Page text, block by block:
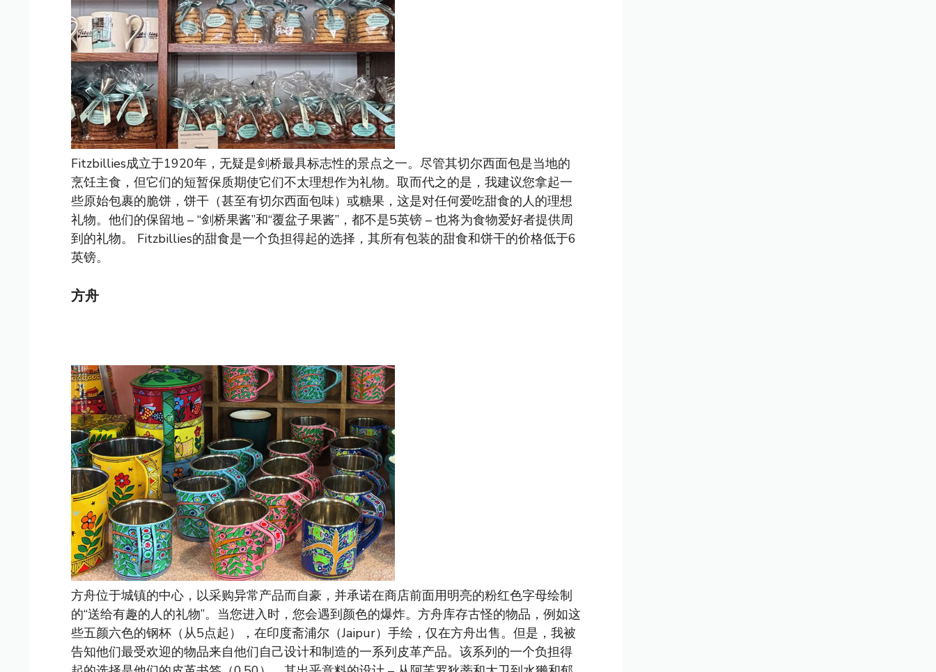
Fitzbillies成立于1920年，无疑是剑桥最具标志性的景点之一。尽管其切尔西面包是当地的
烹饪主食，但它们的短暂保质期使它们不太理想作为礼物。取而代之的是，我建议您拿起一
些原始包裹的脆饼，饼干（甚至有切尔西面包味）或糖果，这是对任何爱吃甜食的人的理想
礼物。他们的保留地 – “剑桥果酱”和“覆盆子果酱”，都不是5英镑 – 也将为食物爱好者提供周
到的礼物。 Fitzbillies的甜食是一个负担得起的选择，其所有包装的甜食和饼干的价格低于6
英镑。
方舟
方舟位于城镇的中心，以采购异常产品而自豪，并承诺在商店前面用明亮的粉红色字母绘制
的“送给有趣的人的礼物”。当您进入时，您会遇到颜色的爆炸。方舟库存古怪的物品，例如这
些五颜六色的钢杯（从5点起），在印度斋浦尔（Jaipur）手绘，仅在方舟出售。但是，我被
告知他们最受欢迎的物品来自他们自己设计和制造的一系列皮革产品。该系列的一个负担得